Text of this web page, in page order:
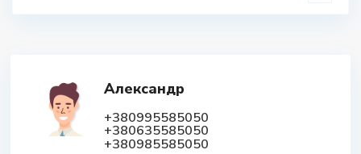
Александр
+380995585050
+380635585050
+380985585050